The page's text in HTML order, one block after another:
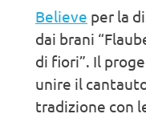
Believe per la
dai brani
di fiori”. Il
unire il
tradizione con